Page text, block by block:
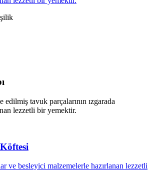
edilmiş tavuk parçalarının ızgarada
lezzetli bir yemektir.
ve besleyici malzemelerle hazırlanan lezzetli